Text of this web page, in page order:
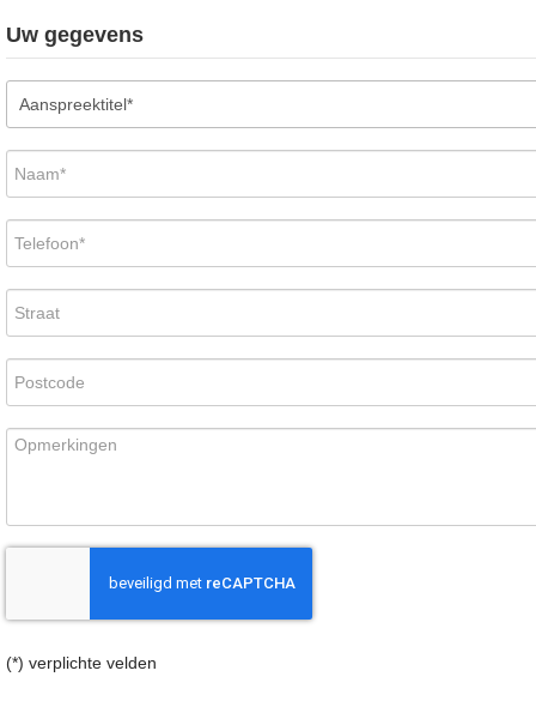
Uw gegevens
(*) verplichte velden